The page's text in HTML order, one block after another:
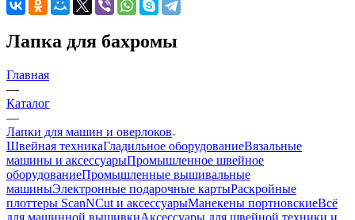
Лапка для бахромы
Главная
—
Каталог
—
Лапки для машин и оверлоков
Швейная техникаГладильное оборудованиеВязальные
машины и аксессуарыПромышленное швейное
оборудованиеПромышленные вышивальные
машиныЭлектронные подарочные картыРаскройные
плоттеры ScanNCut и аксессуарыМанекены портновскиеВсё
для машинной вышивкиАксессуары для швейной техники и